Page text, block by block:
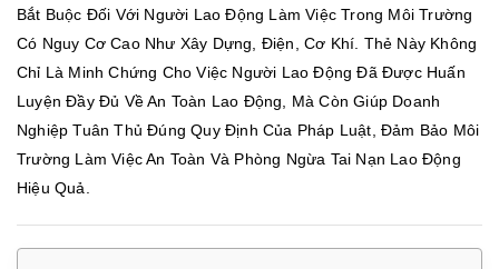
Bắt Buộc Đối Với Người Lao Động Làm Việc Trong Môi Trường
Có Nguy Cơ Cao Như Xây Dựng, Điện, Cơ Khí. Thẻ Này Không
Chỉ Là Minh Chứng Cho Việc Người Lao Động Đã Được Huấn
Luyện Đầy Đủ Về An Toàn Lao Động, Mà Còn Giúp Doanh
Nghiệp Tuân Thủ Đúng Quy Định Của Pháp Luật, Đảm Bảo Môi
Trường Làm Việc An Toàn Và Phòng Ngừa Tai Nạn Lao Động
Hiệu Quả.